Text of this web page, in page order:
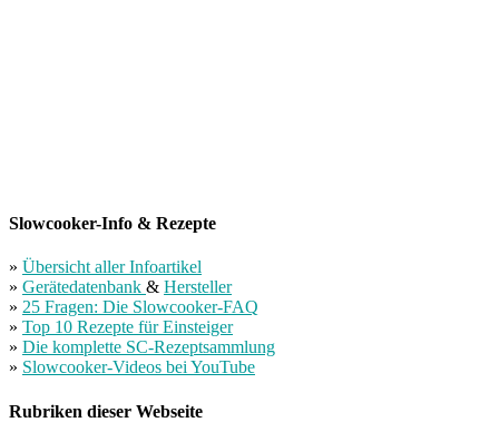
Slowcooker-Info & Rezepte
» Übersicht aller Infoartikel
» Gerätedatenbank & Hersteller
» 25 Fragen: Die Slowcooker-FAQ
» Top 10 Rezepte für Einsteiger
» Die komplette SC-Rezeptsammlung
» Slowcooker-Videos bei YouTube
Rubriken dieser Webseite